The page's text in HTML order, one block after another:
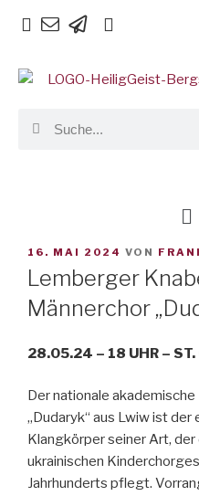
16. MAI 2024 VON
Lemberger
Männerchor
28.05.24 – 18 UHR – ST.
Der nationale
„Dudaryk“ aus Lwiw ist der
Klangkörper seiner Art, der
ukrainischen
Jahrhunderts pflegt.